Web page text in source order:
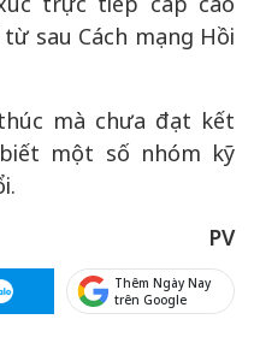
sau Cách mạng Hồi
mà chưa đạt kết
một số nhóm kỹ
PV
Thêm Ngày Nay
trên Google